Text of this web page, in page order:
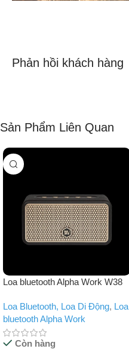
Phản hồi khách hàng
Sản Phẩm Liên Quan
Loa bluetooth Alpha Work W38
Loa Bluetooth, Loa Di Động, Loa
bluetooth Alpha Work
Còn hàng